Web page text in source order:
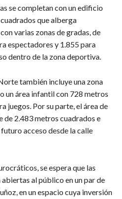
se completan con un edificio
que alberga
varias zonas de gradas, de
espectadores y 1.855 para
dentro de la zona deportiva.
también incluye una zona
un área infantil con 728 metros
juegos. Por su parte, el área de
de 2.483 metros cuadrados e
acceso desde la calle
se espera que las
al público en un par de
en un espacio cuya inversión